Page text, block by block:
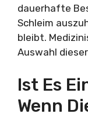
dauerhafte
Schleim
bleibt.
Auswahl
Ist Es
Wenn